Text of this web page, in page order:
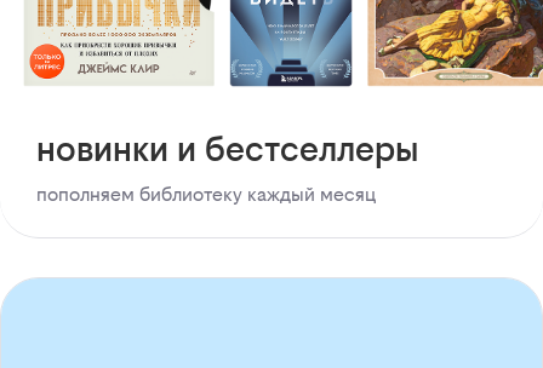
новинки и бестселлеры
пополняем библиотеку каждый месяц